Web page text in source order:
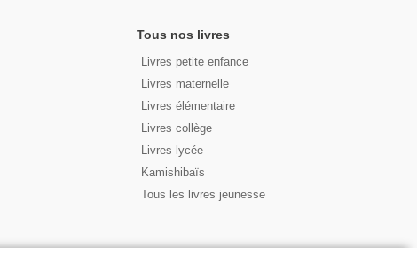
Tous nos livres
Livres petite enfance
Livres maternelle
Livres élémentaire
Livres collège
Livres lycée
Kamishibaïs
Tous les livres jeunesse